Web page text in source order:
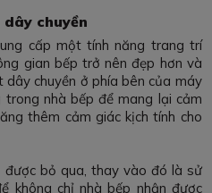
chuyền
cấp một tính năng trang trí
gian bếp trở nên đẹp hơn và
dây chuyền ở phía bên của máy
nhà bếp để mang lại cảm
thêm cảm giác kịch tính cho
được bỏ qua, thay vào đó là sử
không chỉ nhà bếp nhận được